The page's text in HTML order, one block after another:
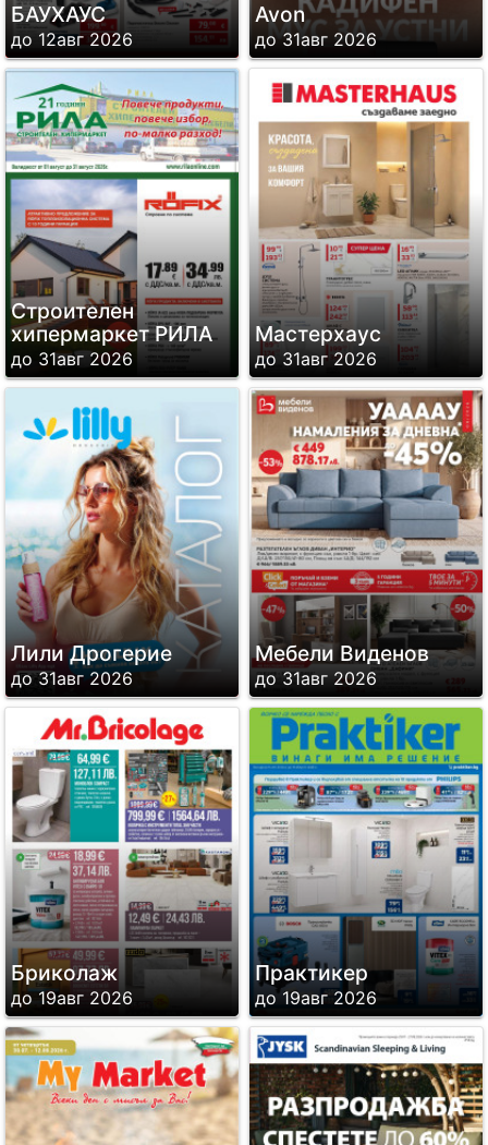
БАУХАУС
до 12авг 2026
Avon
до 31авг 2026
Строителен
хипермаркет РИЛА
до 31авг 2026
Мастерхаус
до 31авг 2026
Лили Дрогерие
до 31авг 2026
Мебели Виденов
до 31авг 2026
Бриколаж
до 19авг 2026
Практикер
до 19авг 2026